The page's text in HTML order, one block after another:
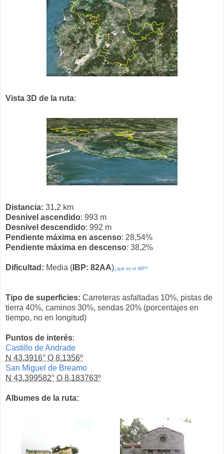
Vista 3D de la ruta:
Distancia: 31,2 km
Desnivel ascendido: 993 m
Desnivel descendido: 992 m
Pendiente máxima en ascenso: 28,54%
Pendiente máxima en descenso: 38,2%
Dificultad: Media ( IBP: 82AA)¿qué es el IBP?
Tipo de superficies: Carreteras asfaltadas 10%, pistas de
tierra 40%, caminos 30%, sendas 20% (porcentajes en
tiempo, no en longitud)
Puntos de interés:
Castillo de Andrade
N 43.3916° O 8.1356º
San Miguel de Breamo
N 43.399582° O 8.183763º
Albumes de la ruta: